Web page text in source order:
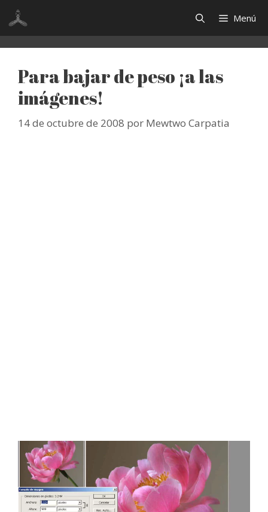
Saltar
contenido
Menú
Para bajar de peso ¡a las
imágenes!
14 de octubre de 2008 por Mewtwo Carpatia